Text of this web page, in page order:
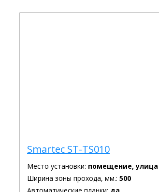
Smartec ST-TS010
Место установки: помещение, улица
Ширина зоны прохода, мм.: 500